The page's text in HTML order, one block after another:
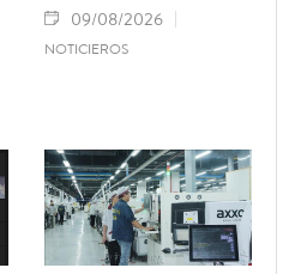
09/08/2026
NOTICIEROS